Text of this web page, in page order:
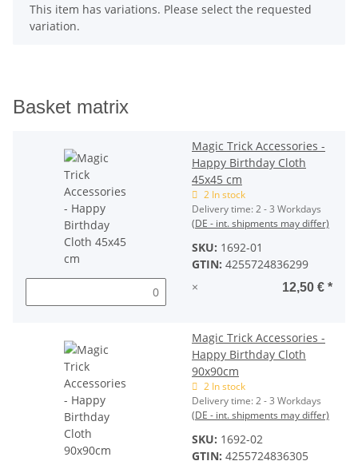
x
This item has variations. Please select the requested
variation.
Basket matrix
Magic Trick Accessories -
Happy Birthday Cloth
45x45 cm
2 In stock
Delivery time:2 - 3 Workdays
(DE - int. shipments may differ)
SKU: 1692-01
GTIN: 4255724836299
×
12,50 € *
Magic Trick Accessories -
Happy Birthday Cloth
90x90cm
2 In stock
Delivery time:2 - 3 Workdays
(DE - int. shipments may differ)
SKU: 1692-02
GTIN: 4255724836305